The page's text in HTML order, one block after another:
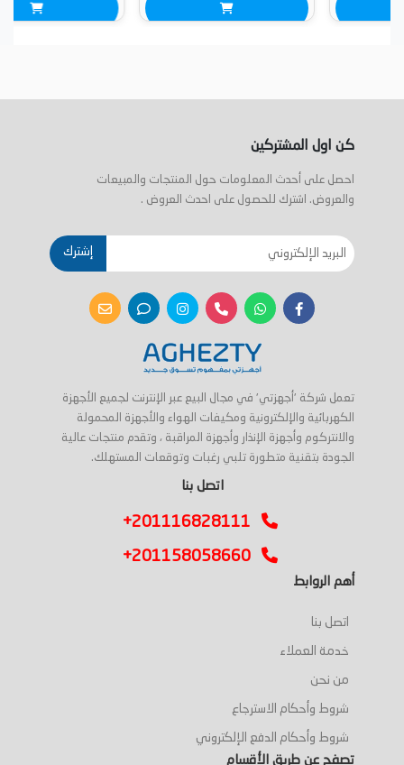
كن اول المشتركين
احصل على أحدث المعلومات حول المنتجات والمبيعات
والعروض. اشترك للحصول على احدث العروض .
إشترك
تعمل شركة 'أجهزتي' في مجال البيع عبر الإنترنت لجميع الأجهزة
الكهربائية والإلكترونية ومكيفات الهواء والأجهزة المحمولة
والانتركوم وأجهزة الإنذار وأجهزة المراقبة ، وتقدم منتجات عالية
الجودة بتقنية متطورة تلبي رغبات وتوقعات المستهلك.
اتصل بنا
+201116828111
+201158058660
أهم الروابط
اتصل بنا
خدمة العملاء
من نحن
شروط وأحكام الاسترجاع
شروط وأحكام الدفع الإلكتروني
تصفح عن طريق الأقسام